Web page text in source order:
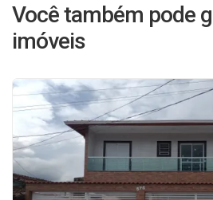
Você também pode
imóveis